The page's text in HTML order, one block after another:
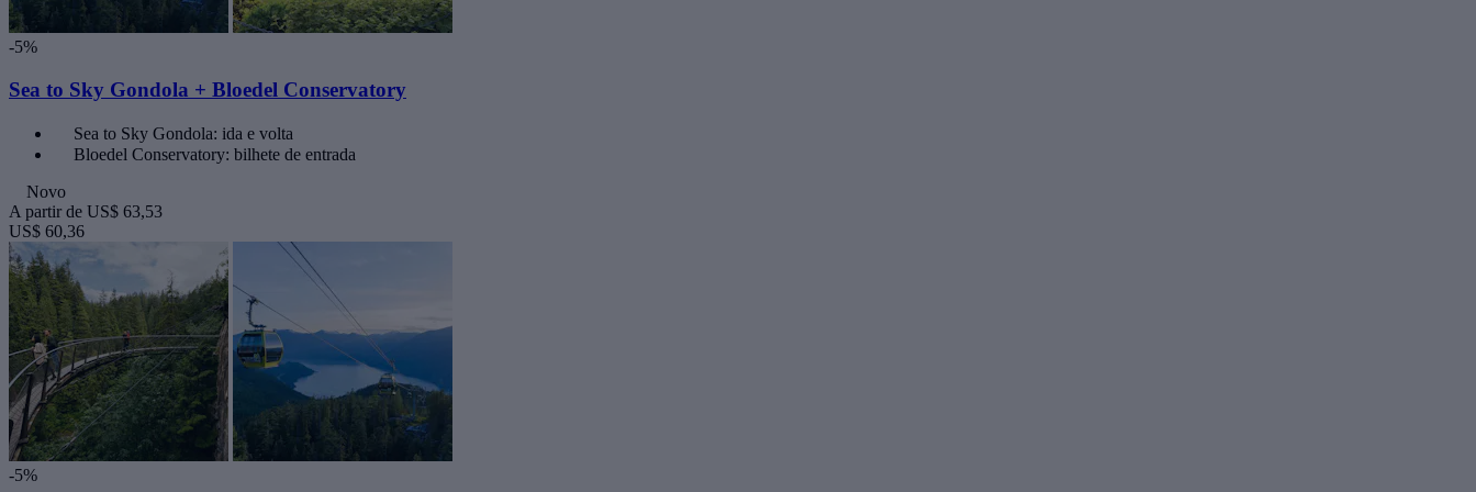
-5%
Sea to Sky Gondola + Bloedel Conservatory
Sea to Sky Gondola: ida e volta
Bloedel Conservatory: bilhete de entrada
Novo
A partir de US$ 63,53
US$ 60,36
-5%